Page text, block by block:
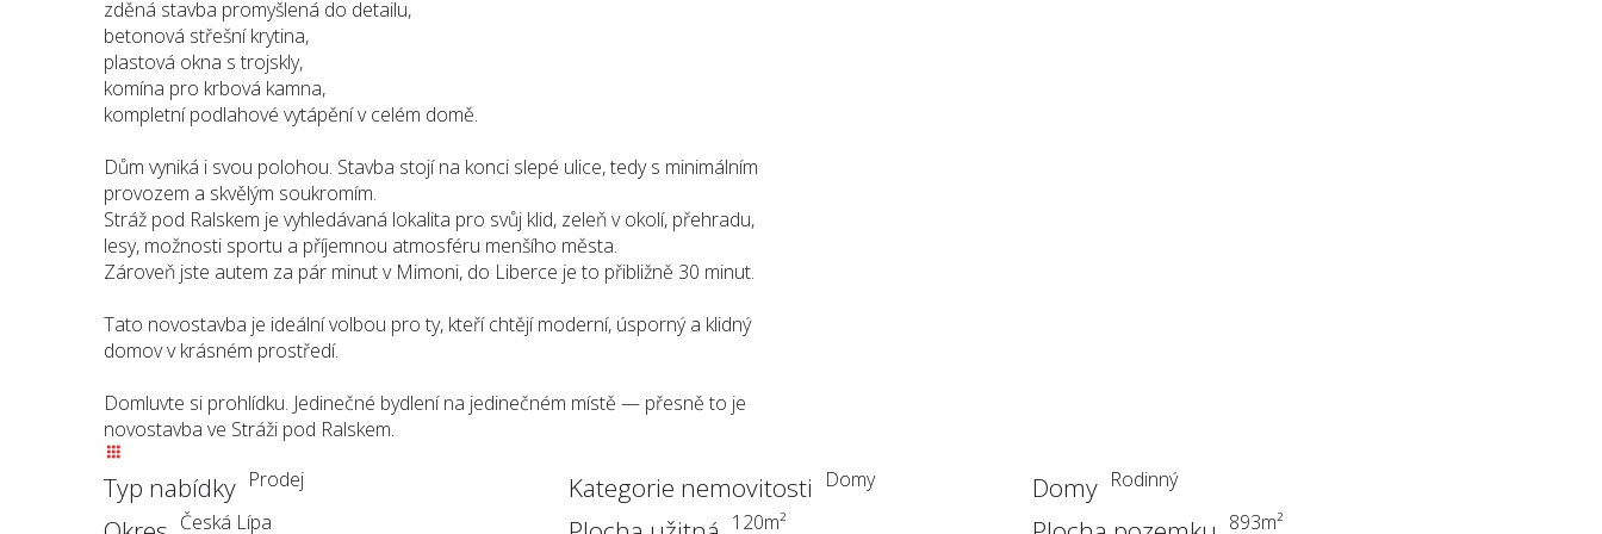
zděná stavba promyšlená do detailu,
betonová střešní krytina,
plastová okna s trojskly,
komína pro krbová kamna,
kompletní podlahové vytápění v celém domě.
Dům vyniká i svou polohou. Stavba stojí na konci slepé ulice, tedy s minimálním
provozem a skvělým soukromím.
Stráž pod Ralskem je vyhledávaná lokalita pro svůj klid, zeleň v okolí, přehradu,
lesy, možnosti sportu a příjemnou atmosféru menšího města.
Zároveň jste autem za pár minut v Mimoni, do Liberce je to přibližně 30 minut.
Tato novostavba je ideální volbou pro ty, kteří chtějí moderní, úsporný a klidný
domov v krásném prostředí.
Domluvte si prohlídku. Jedinečné bydlení na jedinečném místě — přesně to je
novostavba ve Stráži pod Ralskem.
Typ nabídky Prodej Kategorie nemovitosti Domy Domy Rodinný
Česká Lípa m²
120 m²
893